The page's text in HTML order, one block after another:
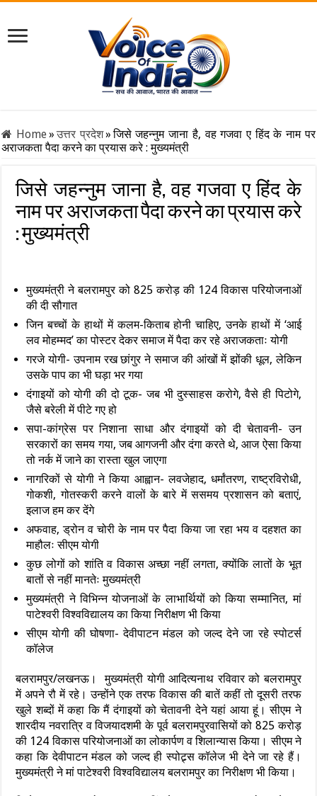
Home» उत्तर प्रदेश»जिसे जहन्नुम जाना है, वह गजवा ए हिंद के नाम पर
अराजकता पैदा करने का प्रयास करे : मुख्यमंत्री
जिसे जहन्नुम जाना है, वह गजवा ए हिंद के
नाम पर अराजकता पैदा करने का प्रयास करे
: मुख्यमंत्री
मुख्यमंत्री ने बलरामपुर को 825 करोड़ की 124 विकास परियोजनाओं
की दी सौगात
जिन बच्चों के हाथों में कलम-किताब होनी चाहिए, उनके हाथों में ‘आई
लव मोहम्मद’ का पोस्टर देकर समाज में पैदा कर रहे अराजकताः योगी
गरजे योगी- उपनाम रख छांगुर ने समाज की आंखों में झोंकी धूल, लेकिन
उसके पाप का भी घड़ा भर गया
दंगाइयों को योगी की दो टूक- जब भी दुस्साहस करोगे, वैसे ही पिटोगे,
जैसे बरेली में पीटे गए हो
सपा-कांग्रेस पर निशाना साधा और दंगाइयों को दी चेतावनी- उन
सरकारों का समय गया, जब आगजनी और दंगा करते थे, आज ऐसा किया
तो नर्क में जाने का रास्ता खुल जाएगा
नागरिकों से योगी ने किया आह्वान- लवजेहाद, धर्मांतरण, राष्ट्रविरोधी,
गोकशी, गोतस्करी करने वालों के बारे में ससमय प्रशासन को बताएं,
इलाज हम कर देंगे
अफवाह, ड्रोन व चोरी के नाम पर पैदा किया जा रहा भय व दहशत का
माहौलः सीएम योगी
कुछ लोगों को शांति व विकास अच्छा नहीं लगता, क्योंकि लातों के भूत
बातों से नहीं मानतेः मुख्यमंत्री
मुख्यमंत्री ने विभिन्न योजनाओं के लाभार्थियों को किया सम्मानित, मां
पाटेश्वरी विश्वविद्यालय का किया निरीक्षण भी किया
सीएम योगी की घोषणा- देवीपाटन मंडल को जल्द देने जा रहे स्पोटर्स
कॉलेज
बलरामपुर/लखनऊ। मुख्यमंत्री योगी आदित्यनाथ रविवार को बलरामपुर
में अपने रौ में रहे। उन्होंने एक तरफ विकास की बातें कहीं तो दूसरी तरफ
खुले शब्दों में कहा कि मैं दंगाइयों को चेतावनी देने यहां आया हूं। सीएम ने
शारदीय नवरात्रि व विजयादशमी के पूर्व बलरामपुरवासियों को 825 करोड़
की 124 विकास परियोजनाओं का लोकार्पण व शिलान्यास किया। सीएम ने
कहा कि देवीपाटन मंडल को जल्द ही स्पोट्र्स कॉलेज भी देने जा रहे हैं।
मुख्यमंत्री ने मां पाटेश्वरी विश्वविद्यालय बलरामपुर का निरीक्षण भी किया।